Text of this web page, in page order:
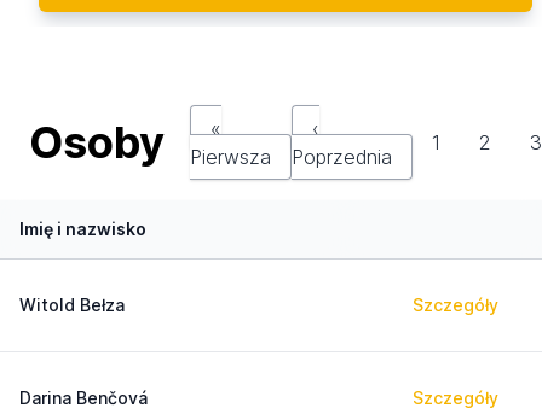
Osoby
«
Pierwsza
‹
Poprzednia
1 2 3
Imię i nazwisko
Witold Bełza Szczegóły
Darina Benčová Szczegóły